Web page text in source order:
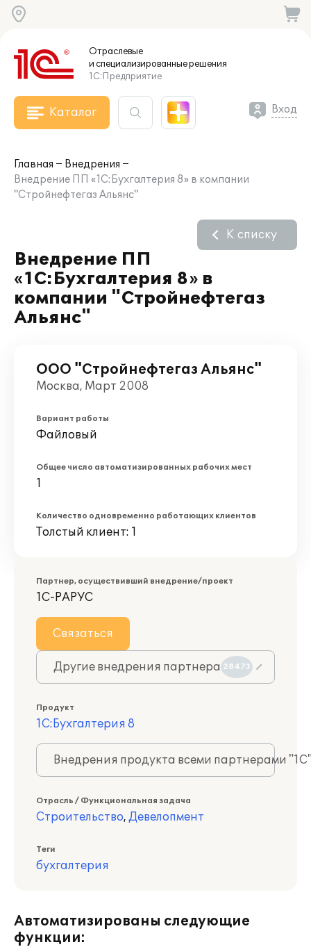
Отраслевые
и специализированныерешения
1С:Предприятие
Каталог Вход
Главная
Внедрения
Внедрение ПП «1С:Бухгалтерия 8» в компании
"Стройнефтегаз Альянс"
Внедрение ПП
«1С:Бухгалтерия 8» в
компании "Стройнефтегаз
Альянс"
К списку
ООО "Стройнефтегаз Альянс"
Москва, Март 2008
Вариант работы
Файловый
Общее число автоматизированных рабочих мест
1
Количество одновременно работающих клиентов
Толстый клиент: 1
Партнер, осуществивший внедрение/проект
1С-РАРУС
Связаться
Другие внедрения партнера 28473
Продукт
1С:Бухгалтерия 8
Внедрения продукта всеми партнерами
Отрасль / Функциональная задача
Строительство, Девелопмент
Теги
бухгалтерия
Автоматизированы следующие
функции: